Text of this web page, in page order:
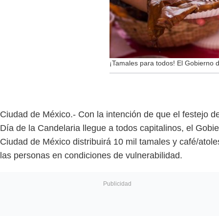
¡Tamales para todos! El Gobierno
Ciudad de México.- Con la intención de que el festejo
Día de la Candelaria llegue a todos capitalinos, el
Ciudad de México distribuirá 10 mil tamales y café/
las personas en condiciones de vulnerabilidad.